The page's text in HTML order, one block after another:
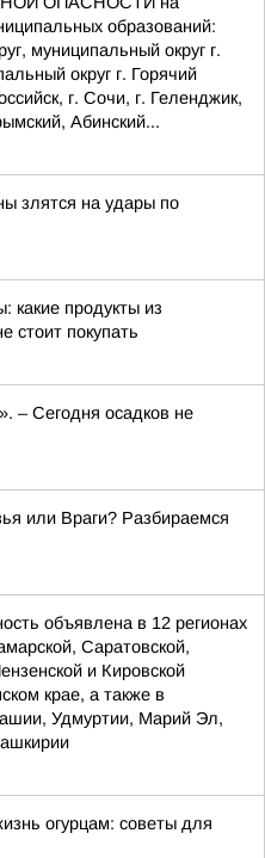
образований:
муниципальный округ г.
округ г. Горячий
г. Сочи, г. Геленджик,
Абинский...
злятся на удары по
какие продукты из
стоит покупать
– Сегодня осадков не
или Враги? Разбираемся
объявлена в 12 регионах
Саратовской,
и Кировской
крае, а также в
Удмуртии, Марий Эл,
огурцам: советы для